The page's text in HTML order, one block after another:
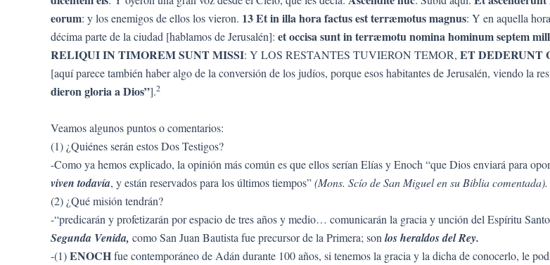
eorum: y los enemigos de ellos los vieron. 13Et in illa hora factus est terræmotus magnus: Y en aquella
décima parte de la ciudad [hablamos de Jerusalén]: et occisa sunt in terræmotu nomina hominum septem
RELIQUI IN TIMOREM SUNT MISSI: Y LOS RESTANTES TUVIERON TEMOR, ET
[aquí parece también haber algo de la conversión de los judíos, porque esos habitantes de Jerusalén, viendo la
dieron gloria a Dios”].2
Veamos algunos puntos o comentarios:
(1) ¿Quiénes serán estos Dos Testigos?
-Como ya hemos explicado, la opinión más común es que ellos serían Elías y Enoch “que Dios enviará para
viven todavía, y están reservados para los últimos tiempos”(Mons. Scío de San Miguel en su Biblia comentada).
(2) ¿Qué misión tendrán?
-“predicarán y profetizarán por espacio de tres años y medio… comunicarán la gracia y unción del Espíritu
Segunda Venida, como San Juan Bautista fue precursor de la Primera; son los heraldos del Rey.
-(1)ENOCHfue contemporáneo de Adán durante 100 años, si tenemos la gracia y la dicha de conocerlo, le